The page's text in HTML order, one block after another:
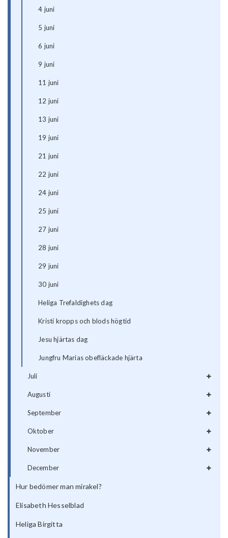
4 juni
5 juni
6 juni
9 juni
11 juni
12 juni
13 juni
19 juni
21 juni
22 juni
24 juni
25 juni
27 juni
28 juni
29 juni
30 juni
Heliga Trefaldighets dag
Kristi kropps och blods högtid
Jesu hjärtas dag
Jungfru Marias obefläckade hjärta
Juli
Augusti
September
Oktober
November
December
Hur bedömer man mirakel?
Elisabeth Hesselblad
Heliga Birgitta